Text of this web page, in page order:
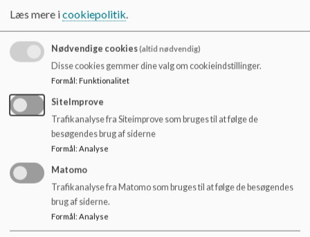
i
4kløver Skole og Børnehus
afd. Ørbæk Langemosevej 1, 5853 Ørbæk
afd. Frørup Skolevej 1, 5871 Frørup
Sitemap
Cookie politik
Læs mere icookiepolitik.
Nødvendige cookies(altid nødvendig)
Disse cookies gemmer dine valg om cookieindstillinger.
Formål: Funktionalitet
SiteImprove
Trafikanalyse fra Siteimprove som bruges til at følge de
besøgendes brug af siderne
Formål: Analyse
Matomo
Trafikanalyse fra Matomo som bruges til at følge de besøgendes
brug af siderne.
Formål: Analyse